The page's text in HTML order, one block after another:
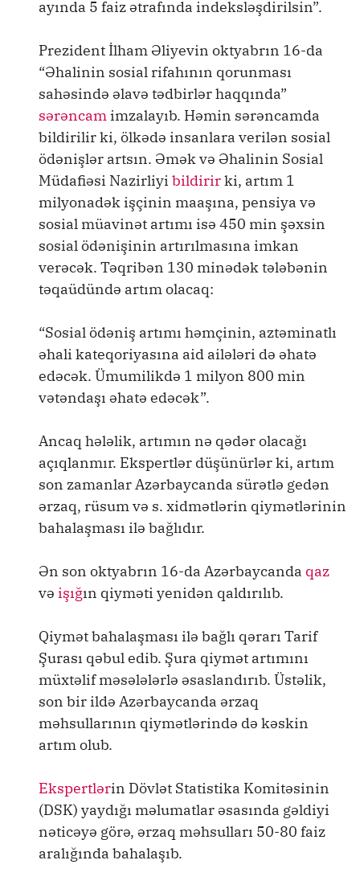
ayında 5 faiz ətrafında indeksləşdirilsin”.
Prezident İlham Əliyevin oktyabrın 16-da
“Əhalinin sosial rifahının qorunması
sahəsində əlavə tədbirlər haqqında”
sərəncam imzalayıb. Həmin sərəncamda
bildirilir ki, ölkədə insanlara verilən sosial
ödənişlər artsın. Əmək və Əhalinin Sosial
Müdafiəsi Nazirliyi bildirirki, artım 1
milyonadək işçinin maaşına, pensiya və
sosial müavinət artımı isə 450 min şəxsin
sosial ödənişinin artırılmasına imkan
verəcək. Təqribən 130 minədək tələbənin
təqaüdündə artım olacaq:
“Sosial ödəniş artımı həmçinin, aztəminatlı
əhali kateqoriyasına aid ailələri də əhatə
edəcək. Ümumilikdə 1 milyon 800 min
vətəndaşı əhatə edəcək”.
Ancaq hələlik, artımın nə qədər olacağı
açıqlanmır. Ekspertlər düşünürlər ki, artım
son zamanlar Azərbaycanda sürətlə gedən
ərzaq, rüsum və s. xidmətlərin qiymətlərinin
bahalaşması ilə bağlıdır.
Ən son oktyabrın 16-da Azərbaycanda qaz
və işığın qiyməti yenidən qaldırılıb.
Qiymət bahalaşması ilə bağlı qərarı Tarif
Şurası qəbul edib. Şura qiymət artımını
müxtəlif məsələlərlə əsaslandırıb. Üstəlik,
son bir ildə Azərbaycanda ərzaq
məhsullarının qiymətlərində də kəskin
artım olub.
Ekspertlərin Dövlət Statistika Komitəsinin
(DSK) yaydığı məlumatlar əsasında gəldiyi
nəticəyə görə, ərzaq məhsulları 50-80 faiz
aralığında bahalaşıb.